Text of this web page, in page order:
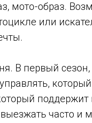
мото-образ.
или
В первый сезон,
часто и